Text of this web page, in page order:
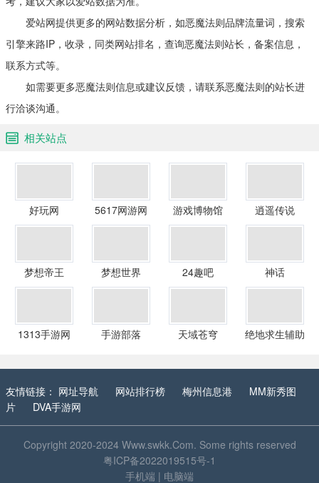
爱站网提供更多的网站数据分析，如恶魔法则品牌流量词，搜索
引擎来路IP，收录，同类网站排名，查询恶魔法则站长，备案信息，
联系方式等。
如需要更多恶魔法则信息或建议反馈，请联系恶魔法则的站长进
行洽谈沟通。
相关站点
好玩网 5617网游网 游戏博物馆 逍遥传说
梦想帝王 梦想世界 24趣吧 神话
1313手游网 手游部落 天域苍穹 绝地求生辅助
友情链接： 网址导航 网站排行榜 梅州信息港
MM新秀图
片
DVA手游网
Copyright 2020-2024 Www.swkk.Com. Some rights reserved
粤ICP备2022019515号-1
手机端 | 电脑端